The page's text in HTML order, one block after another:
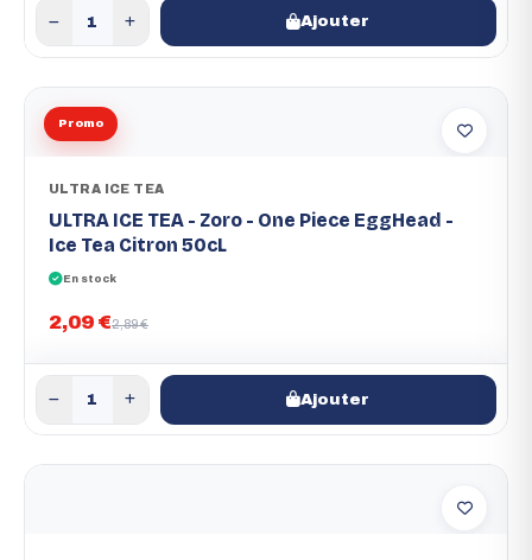
Ajouter
Promo
ULTRA ICE TEA
ULTRA ICE TEA - Zoro - One Piece EggHead -
Ice Tea Citron 50cL
En stock
2,09 €2,89 €
Ajouter